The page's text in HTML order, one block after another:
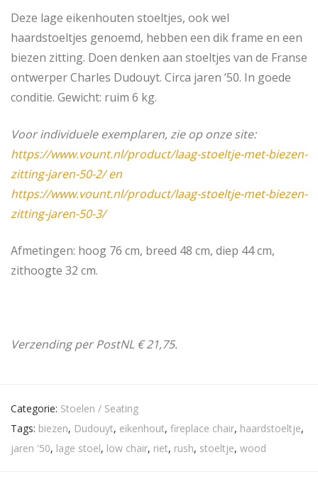
Deze lage eikenhouten stoeltjes, ook wel
haardstoeltjes genoemd, hebben een dik frame en een
biezen zitting. Doen denken aan stoeltjes van de Franse
ontwerper Charles Dudouyt. Circa jaren ’50. In goede
conditie. Gewicht: ruim 6 kg.
Voor individuele exemplaren, zie op onze site:
https://www.vount.nl/product/laag-stoeltje-met-biezen-
zitting-jaren-50-2/ en
https://www.vount.nl/product/laag-stoeltje-met-biezen-
zitting-jaren-50-3/
Afmetingen: hoog 76 cm, breed 48 cm, diep 44 cm,
zithoogte 32 cm.
Verzending per PostNL € 21,75.
Categorie: Stoelen / Seating
Tags: biezen, Dudouyt, eikenhout, fireplace chair, haardstoeltje,
jaren '50, lage stoel, low chair, riet, rush, stoeltje, wood